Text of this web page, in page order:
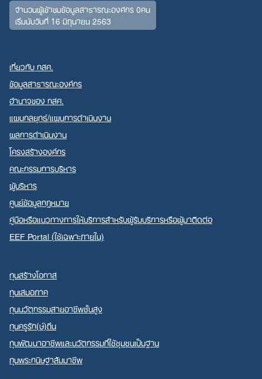
จำนวนผู้เข้าชมข้อมูลสาธารณะองค์กร 0คน
เริ่มนับวันที่ 16 มิถุนายน 2563
เกี่ยวกับ กสศ.
ข้อมูลสาธารณะองค์กร
อำนาจของ กสศ.
แผนกลยุทธ์/แผนการดำเนินงาน
ผลการดำเนินงาน
โครงสร้างองค์กร
คณะกรรมการบริหาร
ผู้บริหาร
ศูนย์ข้อมูลกฎหมาย
คู่มือหรือแนวทางการให้บริการสำหรับผู้รับบริการหรือผู้มาติดต่อ
EEF Portal (ใช้เฉพาะภายใน)
ทุนสร้างโอกาส
ทุนเสมอภาค
ทุนนวัตกรรมสายอาชีพชั้นสูง
ทุนครูรัก(ษ์)ถิ่น
ทุนพัฒนาอาชีพและนวัตกรรมที่ใช้ชุมชนเป็นฐาน
ทุนพระกนิษฐาสัมมาชีพ